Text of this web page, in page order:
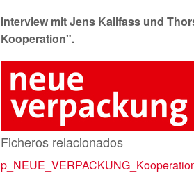
Interview mit Jens Kallfass und
Kooperation".
Ficheros relacionados